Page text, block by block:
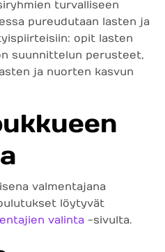
turvalliseen
pureudutaan lasten ja
opit lasten
suunnittelun perusteet,
ja nuorten kasvun
valmentajana
löytyvät
valinta -sivulta.